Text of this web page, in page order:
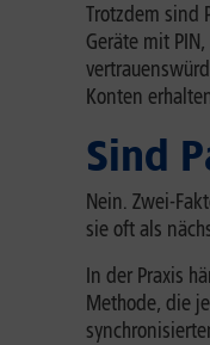
Trotzdem sind
Geräte mit
Konten
Sind
Nein. Zwei-
sie oft als
In der Praxis
Methode, die